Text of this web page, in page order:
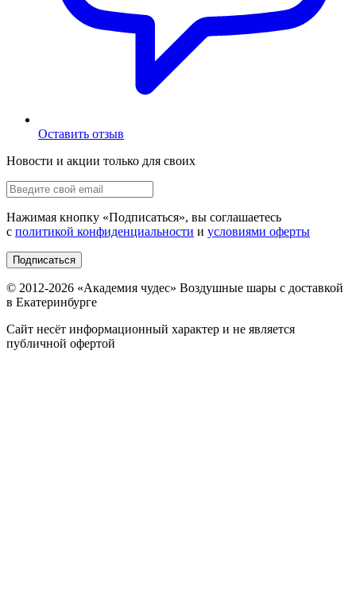
Оставить отзыв
Новости и акции только для своих
Нажимая кнопку «Подписаться», вы соглашаетесь
с политикой конфиденциальности и условиями оферты
Подписаться
© 2012-2026 «Академия чудес» Воздушные шары с доставкой
в Екатеринбурге
Сайт несёт информационный характер и не является
публичной офертой